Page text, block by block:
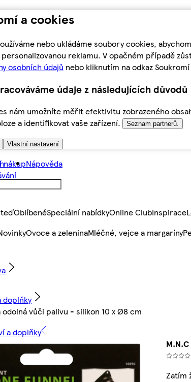
a cookies
nebo ukládáme soubory cookies,
reklamu. V opačném případě
osobních údajů nebo kliknutím na odkaz
údaje z následujících důvodů
nám umožníte měřit efektivitu zobrazeného
a identifikovat vaše zařízení.
Seznam partnerů.
Vlastní nastavení
nákupNápověda
OblíbenéSpeciální nabídkyOnline ClubInspirace
Ovoce a zeleninaMléčné, vejce a margaríny
doplňky
odolná vůči palivu - silikon 10 x Ø8 cm
a doplňky
Zatím